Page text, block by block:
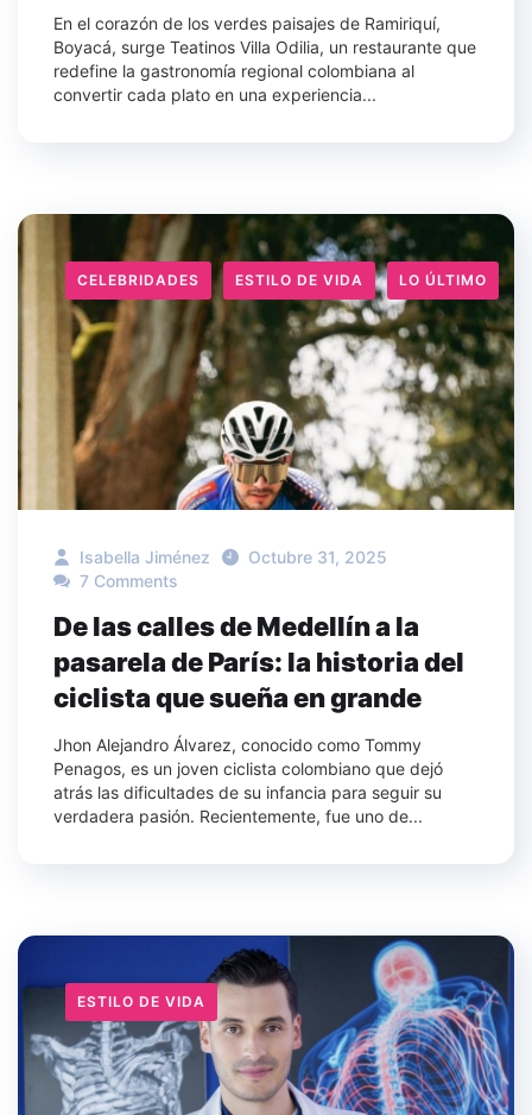
En el corazón de los verdes paisajes de Ramiriquí,
Boyacá, surge Teatinos Villa Odilia, un restaurante que
redefine la gastronomía regional colombiana al
convertir cada plato en una experiencia...
CELEBRIDADES ESTILO DE VIDA LO ÚLTIMO
Isabella Jiménez
Octubre 31, 2025
7 Comments
De las calles de Medellín a la
pasarela de París: la historia del
ciclista que sueña en grande
Jhon Alejandro Álvarez, conocido como Tommy
Penagos, es un joven ciclista colombiano que dejó
atrás las dificultades de su infancia para seguir su
verdadera pasión. Recientemente, fue uno de...
ESTILO DE VIDA